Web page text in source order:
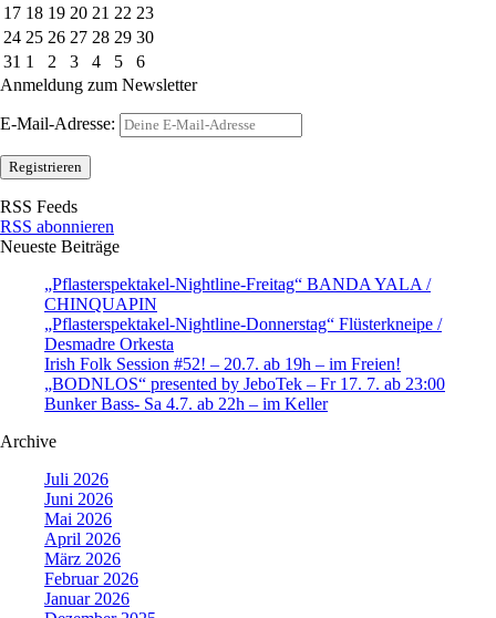
17 18 19 20 21 22 23
24 25 26 27 28 29 30
31 1 2 3 4 5
6
Anmeldung zum Newsletter
E-Mail-Adresse:
RSS Feeds
RSS abonnieren
Neueste Beiträge
„Pflasterspektakel-Nightline-Freitag“ BANDA YALA /
CHINQUAPIN
„Pflasterspektakel-Nightline-Donnerstag“ Flüsterkneipe /
Desmadre Orkesta
Irish Folk Session #52! – 20.7. ab 19h – im Freien!
„BODNLOS“ presented by JeboTek – Fr 17. 7. ab 23:00
Bunker Bass- Sa 4.7. ab 22h – im Keller
Archive
Juli 2026
Juni 2026
Mai 2026
April 2026
März 2026
Februar 2026
Januar 2026